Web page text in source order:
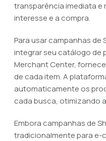
transparência imediata
interesse e a compra.
Para usar campanhas de
integrar seu catálogo de
Merchant Center,
de cada item. A
automaticamente os
cada busca, otimizando
Embora campanhas de
tradicionalmente para